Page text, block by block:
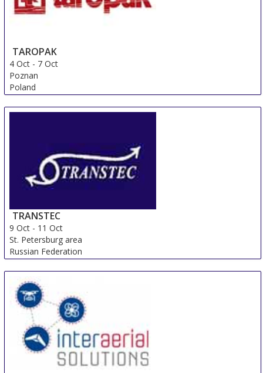
TAROPAK
4 Oct - 7 Oct
Poznan
Poland
TRANSTEC
9 Oct - 11 Oct
St. Petersburg area
Russian Federation